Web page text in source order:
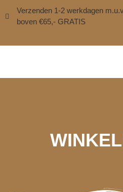
Verzenden 1-2 werkdagen
boven €65,- GRATIS